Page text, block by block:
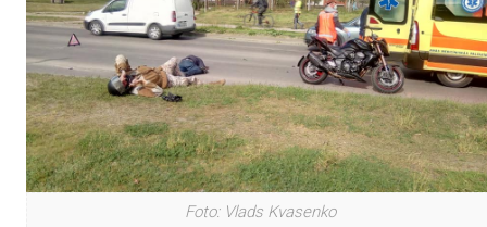
Foto: Vlads Kvasenko